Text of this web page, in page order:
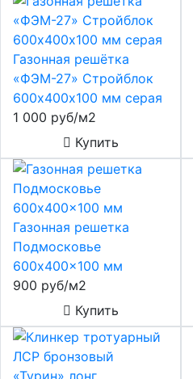
Газонная решётка
«ФЭМ-27» Стройблок
600х400х100 мм серая
1 000 руб/м2
Купить
Газонная решетка
Подмосковье
600x400x100 мм
900 руб/м2
Купить